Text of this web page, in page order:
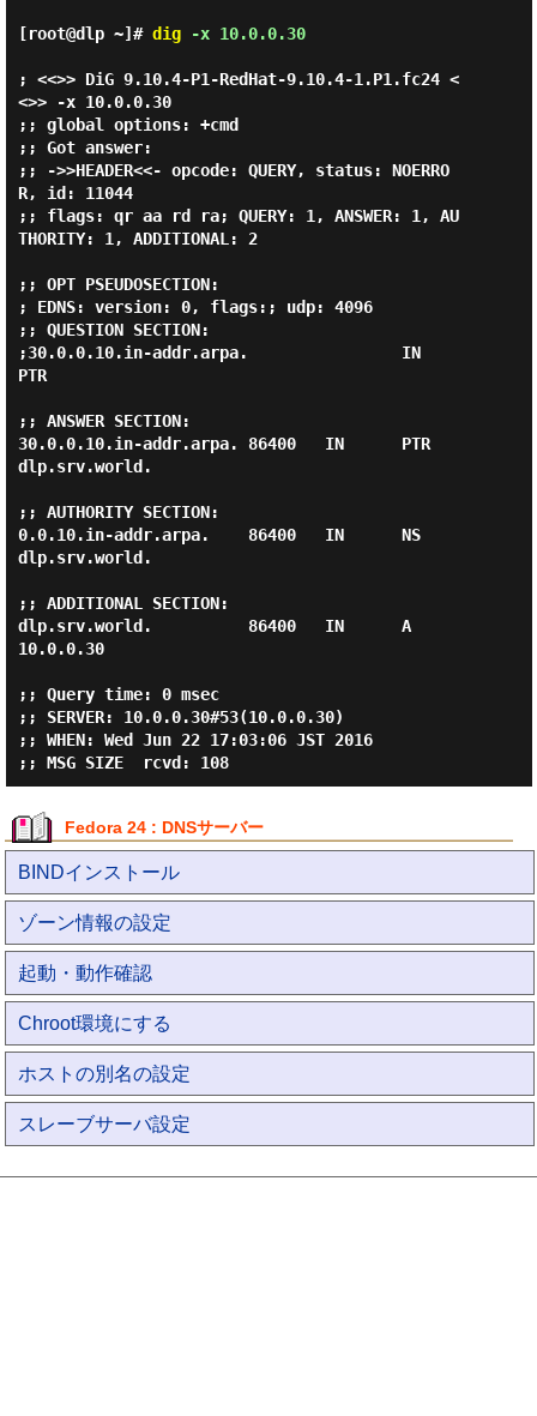
[root@dlp ~]# dig-x 10.0.0.30
; <<>> DiG 9.10.4-P1-RedHat-9.10.4-1.P1.fc24 <
<>> -x 10.0.0.30
;; global options: +cmd
;; Got answer:
;; ->>HEADER<<- opcode: QUERY, status: NOERRO
R, id: 11044
;; flags: qr aa rd ra; QUERY: 1, ANSWER: 1, AU
THORITY: 1, ADDITIONAL: 2
;; OPT PSEUDOSECTION:
; EDNS: version: 0, flags:; udp: 4096
;; QUESTION SECTION:
;30.0.0.10.in-addr.arpa.                IN
PTR
;; ANSWER SECTION:
30.0.0.10.in-addr.arpa. 86400   IN      PTR
dlp.srv.world.
;; AUTHORITY SECTION:
0.0.10.in-addr.arpa.    86400   IN      NS
dlp.srv.world.
;; ADDITIONAL SECTION:
dlp.srv.world.          86400   IN      A
10.0.0.30
;; Query time: 0 msec
;; SERVER: 10.0.0.30#53(10.0.0.30)
;; WHEN: Wed Jun 22 17:03:06 JST 2016
;; MSG SIZE  rcvd: 108
Fedora 24 : DNSサーバー
BINDインストール
ゾーン情報の設定
起動・動作確認
Chroot環境にする
ホストの別名の設定
スレーブサーバ設定